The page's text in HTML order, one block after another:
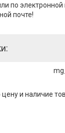
по
почте!
и наличие